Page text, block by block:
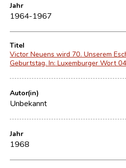
Jahr
1964-1967
Titel
Victor Neuens wird 70. Unserem
Geburtstag. In: Luxemburger Wort
Autor(in)
Unbekannt
Jahr
1968